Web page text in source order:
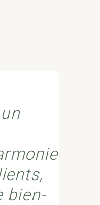
bien-